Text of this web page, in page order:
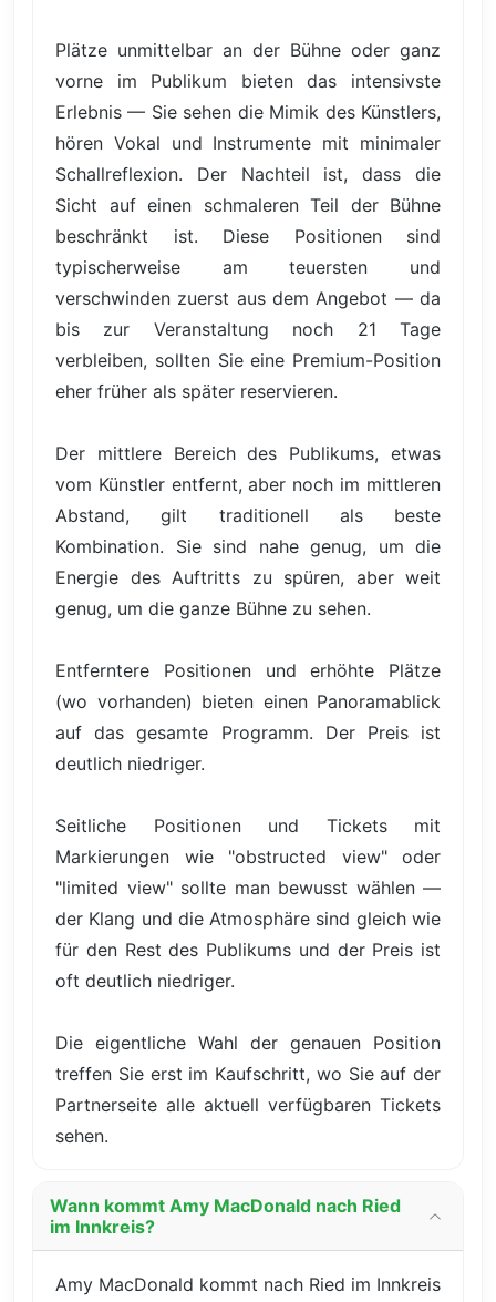
Plätze unmittelbar an der Bühne oder ganz
vorne im Publikum bieten das intensivste
Erlebnis — Sie sehen die Mimik des Künstlers,
hören Vokal und Instrumente mit minimaler
Schallreflexion. Der Nachteil ist, dass die
Sicht auf einen schmaleren Teil der Bühne
beschränkt ist. Diese Positionen sind
typischerweise am teuersten und
verschwinden zuerst aus dem Angebot — da
bis zur Veranstaltung noch 21 Tage
verbleiben, sollten Sie eine Premium-Position
eher früher als später reservieren.
Der mittlere Bereich des Publikums, etwas
vom Künstler entfernt, aber noch im mittleren
Abstand, gilt traditionell als beste
Kombination. Sie sind nahe genug, um die
Energie des Auftritts zu spüren, aber weit
genug, um die ganze Bühne zu sehen.
Entferntere Positionen und erhöhte Plätze
(wo vorhanden) bieten einen Panoramablick
auf das gesamte Programm. Der Preis ist
deutlich niedriger.
Seitliche Positionen und Tickets mit
Markierungen wie "obstructed view" oder
"limited view" sollte man bewusst wählen —
der Klang und die Atmosphäre sind gleich wie
für den Rest des Publikums und der Preis ist
oft deutlich niedriger.
Die eigentliche Wahl der genauen Position
treffen Sie erst im Kaufschritt, wo Sie auf der
Partnerseite alle aktuell verfügbaren Tickets
sehen.
Wann kommt Amy MacDonald nach Ried
im Innkreis?
Amy MacDonald kommt nach Ried im Innkreis